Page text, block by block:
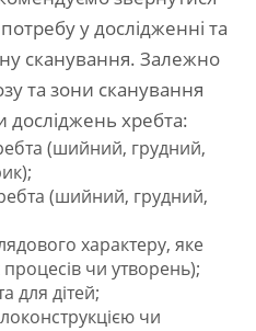
у дослідженні та
сканування. Залежно
та зони сканування
досліджень хребта:
(шийний, грудний,
(шийний, грудний,
характеру, яке
чи утворень);
для дітей;
чи